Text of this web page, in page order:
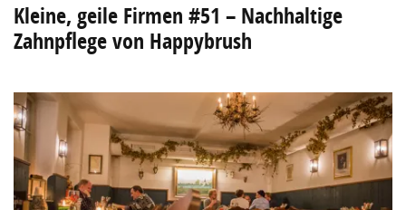
Kleine, geile Firmen #51 – Nachhaltige
Zahnpflege von Happybrush